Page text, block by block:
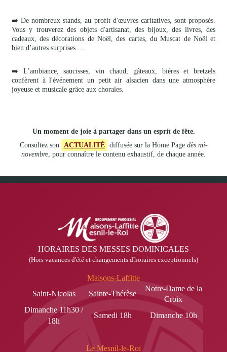
➡️ De nombreux stands, au profit d'œuvres caritatives, sont proposés.
Vous y trouverez des objets d'artisanat, des bijoux, des livres, des
cadeaux, des décorations de Noël, des cartes, du Muscat de Noël et
bien d’autres surprises …
➡️ L’ambiance, saucisses, vin chaud, gâteaux, bières et bretzels
confèrent à l'événement un petit air alsacien dans une atmosphère
joyeuse et musicale grâce aux chorales.
Un moment de joie à partager dans un esprit de fête.
Consultez son ACTUALITÉ diffusée sur la Home Page dès mi-
novembre, pour connaître le contenu exhaustif, de chaque année.
HORAIRES DES MESSES DOMINICALES
(Hors vacances d'été et changements d'horaires exceptionnels)
Maisons-Laffitte
Saint-Nicolas
Sainte-Thérèse
Notre-Dame de la
Croix
Dimanche 11h30 /
18h
Samedi 18h Dimanche 10h
Le Mesnil-le-Roi